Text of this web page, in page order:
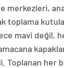
merkezleri,
toplama
mavi değil,
Toplanan her